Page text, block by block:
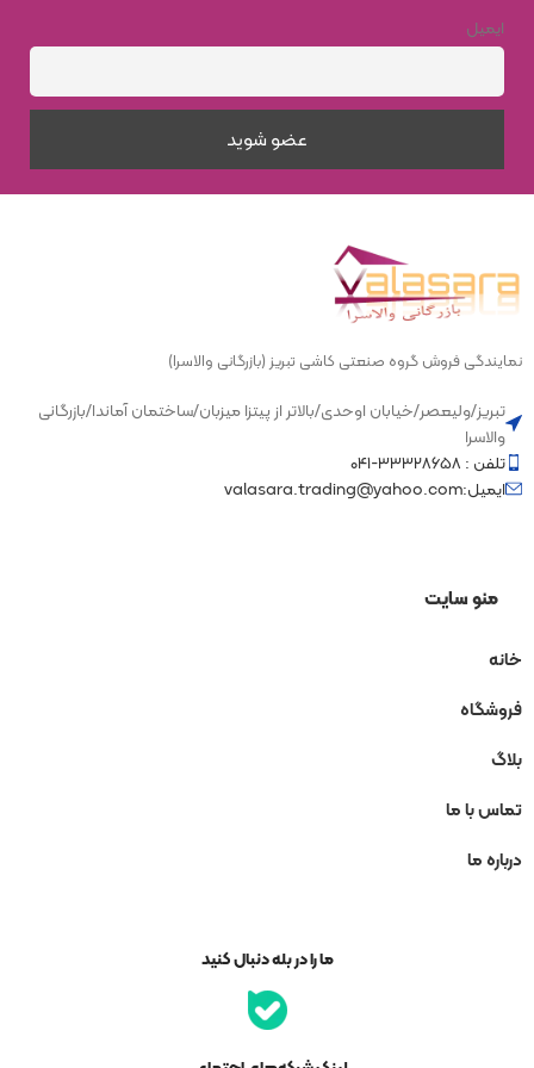
کاشی دیوار و کف
اندازه 10×60
سبک چوب
ایمیل
نمایندگی فروش گروه صنعتی کاشی تبریز (بازرگانی والاسرا)
تبریز/ولیعصر/خیابان اوحدی/بالاتر از پیتزا میزبان/ساختمان آماندا/بازرگانی
والاسرا
تلفن : ۳۳۳۲۸۶۵۸-۰۴۱
ایمیل:valasara.trading@yahoo.com
منو سایت
خانه
فروشگاه
بلاگ
تماس با ما
درباره ما
ما را در بله دنبال کنید